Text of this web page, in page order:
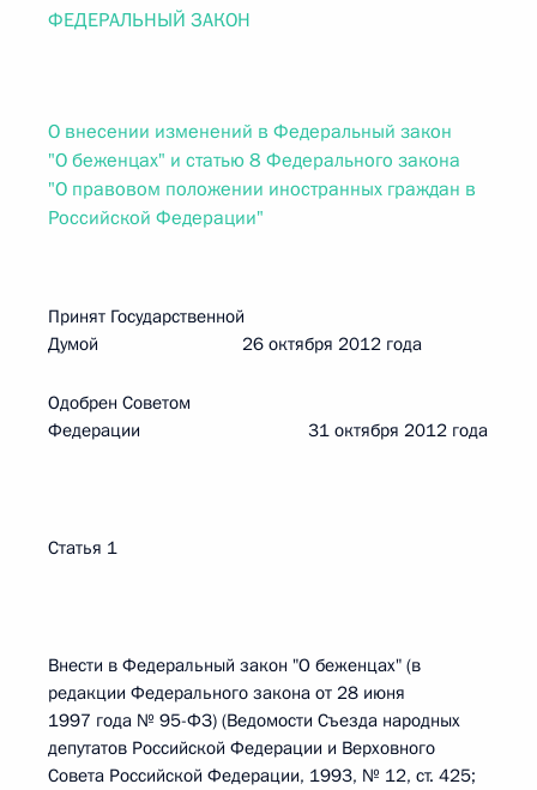
ФЕДЕРАЛЬНЫЙ ЗАКОН
О внесении изменений в Федеральный закон
"О беженцах" и статью 8 Федерального закона
"О правовом положении иностранных граждан в
Российской Федерации"
Принят Государственной
Думой 26 октября 2012 года
Одобрен Советом
Федерации 31 октября 2012 года
Статья 1
Внести в Федеральный закон "О беженцах" (в
редакции Федерального закона от 28 июня
1997 года № 95-ФЗ) (Ведомости Съезда народных
депутатов Российской Федерации и Верховного
Совета Российской Федерации, 1993, № 12, ст. 425;